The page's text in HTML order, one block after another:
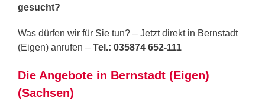
gesucht?
Was dürfen wir für Sie tun? – Jetzt direkt in Bernstadt
(Eigen) anrufen – Tel.: 035874 652-111
Die Angebote in Bernstadt (Eigen)
(Sachsen)